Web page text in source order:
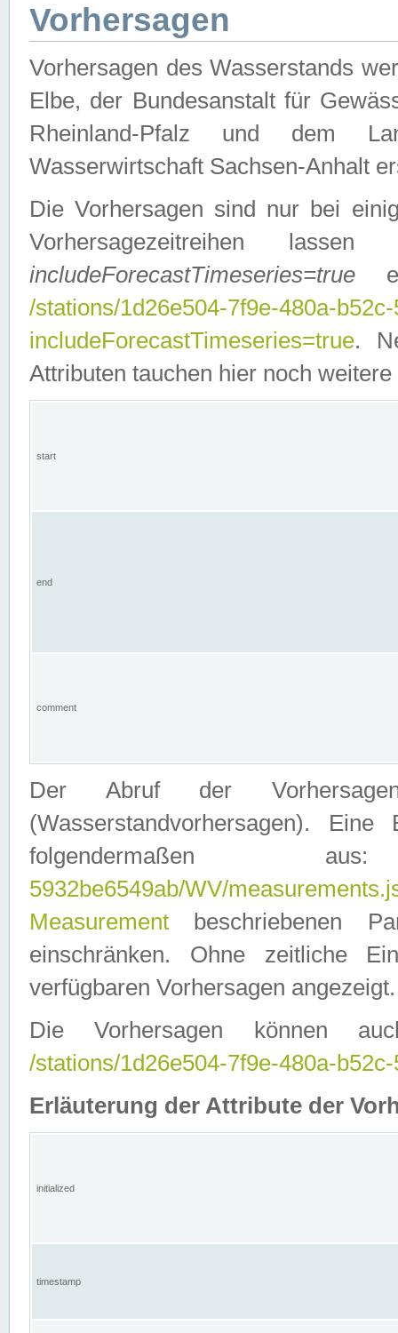
Vorhersagen
Vorhersagen des Wasserstands
Elbe, der Bundesanstalt für
Rheinland-Pfalz und dem
Wasserwirtschaft Sachsen-Anhalt
Die Vorhersagen sind nur bei
Vorhersagezeitreihen
includeForecastTimeseries=true
/stations/1d26e504-7f9e-480a-
includeForecastTimeseries=true.
Attributen tauchen hier noch weitere
start
end
comment
Der Abruf der
(Wasserstandvorhersagen).
folgendermaßen
5932be6549ab/WV/
Measurement beschriebenen
einschränken. Ohne zeitliche
verfügbaren Vorhersagen angezeigt.
Die Vorhersagen können
/stations/1d26e504-7f9e-480a-
Erläuterung der Attribute der
initialized
timestamp